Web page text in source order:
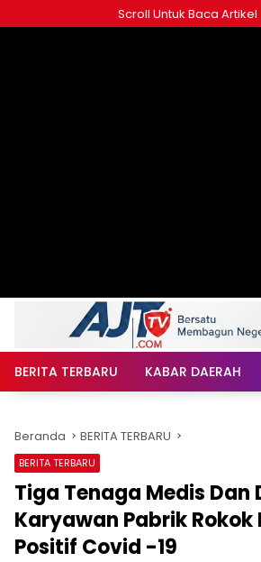
ke
Scroll Untuk Baca Artikel
BERITA TERBARU KABAR DAERAH
Beranda BERITA TERBARU
BERITA TERBARU
Tiga Tenaga Medis Dan
Karyawan Pabrik
Positif Covid -19